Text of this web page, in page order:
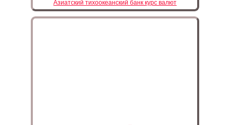
Азиатский тихоокеанский банк курс валют